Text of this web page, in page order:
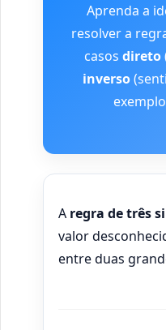
Aprenda a
resolver a
casos direto
inverso
A regra de três
valor
entre duas